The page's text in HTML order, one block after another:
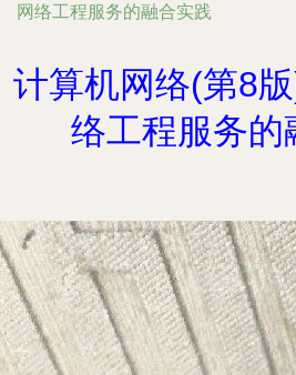
网络工程服务的融合实践
计算机网络(第8
络工程服务的